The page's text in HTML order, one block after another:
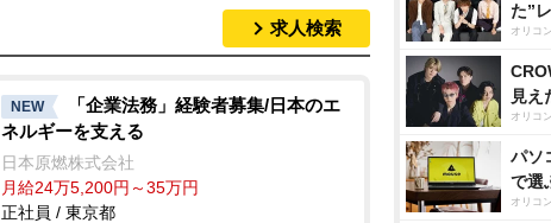
求人検索
NEW
「企業法務」経験者募集/日本のエ
ネルギーを支える
日本原燃株式会社
月給24万5,200円～35万円
正社員 / 東京都
た”
オリコ
見え
オリコ
パソ
で選
オリコ